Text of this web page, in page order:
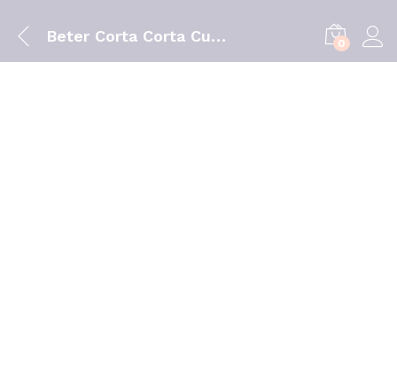
Beter Corta Corta Cuticula 24018 Lima 0